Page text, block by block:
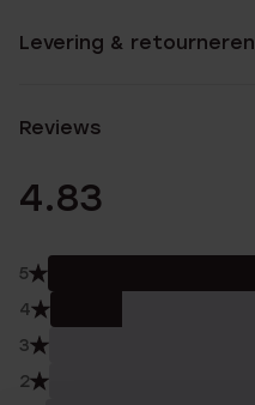
Levering & retourneren
Reviews
4.83
5
4
3
2